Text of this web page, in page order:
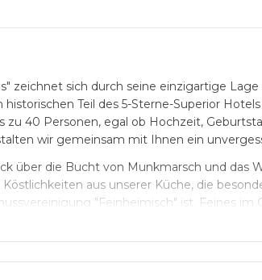
zeichnet sich durch seine einzigartige
Teil des 5-Sterne-Superior
zu 40 Personen, egal ob Hochzeit,
wir gemeinsam mit Ihnen ein
über die Bucht von Munkmarsch und das
aus unserer Küche, die
"Feinheimisch" ist. Feines
gemeinsam und perfekt passend zu